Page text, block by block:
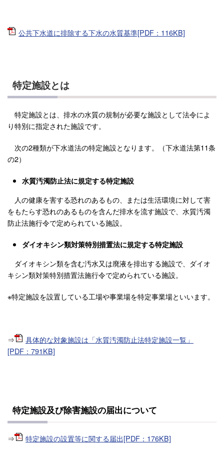
公共下水道に排除する下水の水質基準[PDF：116KB]
特定施設とは
特定施設とは、排水の水質の規制が必要な施設として法令によ
り特別に指定された施設です。
次の2種類が下水道法の特定施設となります。（下水道法第11条
の2）
水質汚濁防止法に規定する特定施設
人の健康を害する恐れのあるもの、または生活環境に対して害
をもたらす恐れのあるものを含んだ排水を流す施設で、水質汚濁
防止法施行令で定められている施設。
ダイオキシン類対策特別措置法に規定する特定施設
ダイオキシン類を含む汚水又は廃液を排出する施設で、ダイオ
キシン類対策特別措置法施行令で定められている施設。
※特定施設を設置している工場や事業場を特定事業場といいます。
⇒
具体的な対象施設は「水質汚濁防止法特定施設一覧」
[PDF：791KB]
特定施設及び除害施設の届出について
⇒ 特定施設の設置等に関する届出[PDF：176KB]